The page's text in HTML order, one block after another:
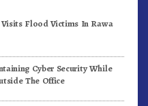
Flood Victims In Rawa
Cyber Security While
The Office